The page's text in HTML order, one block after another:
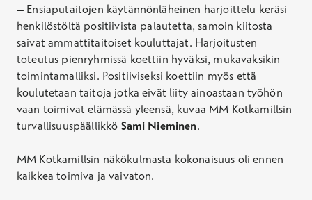
– Ensiaputaitojen käytännönläheinen harjoittelu keräsi
henkilöstöltä positiivista palautetta, samoin kiitosta
saivat ammattitaitoiset kouluttajat. Harjoitusten
toteutus pienryhmissä koettiin hyväksi, mukavaksikin
toimintamalliksi. Positiiviseksi koettiin myös että
koulutetaan taitoja jotka eivät liity ainoastaan työhön
vaan toimivat elämässä yleensä, kuvaa MM Kotkamillsin
turvallisuuspäällikkö Sami Nieminen.
MM Kotkamillsin näkökulmasta kokonaisuus oli ennen
kaikkea toimiva ja vaivaton.